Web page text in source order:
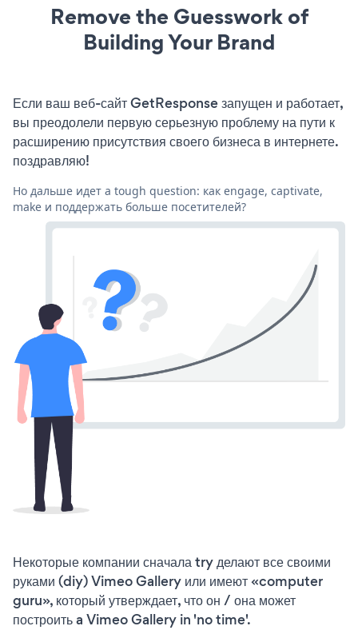
Remove the Guesswork of
Building Your Brand
Если ваш веб-сайт GetResponse запущен и работает,
вы преодолели первую серьезную проблему на пути к
расширению присутствия своего бизнеса в интернете.
поздравляю!
Но дальше идет a tough question: как engage, captivate,
make и поддержать больше посетителей?
Некоторые компании сначала try делают все своими
руками (diy) Vimeo Gallery или имеют «computer
guru», который утверждает, что он / она может
построить a Vimeo Gallery in 'no time'.